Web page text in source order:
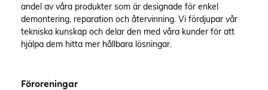
andel av våra produkter som är designade för enkel
demontering, reparation och återvinning. Vi fördjupar vår
tekniska kunskap och delar den med våra kunder för att
hjälpa dem hitta mer hållbara lösningar.
Föroreningar